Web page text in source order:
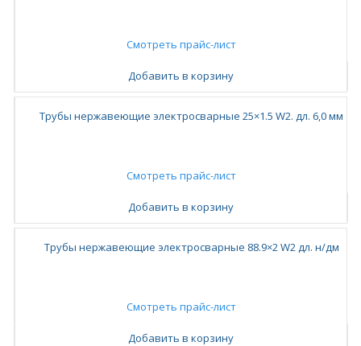
Смотреть прайс-лист
Добавить в корзину
Трубы нержавеющие электросварные 25×1.5 W2. дл. 6,0 мм
Смотреть прайс-лист
Добавить в корзину
Трубы нержавеющие электросварные 88.9×2 W2 дл. н/дм
Смотреть прайс-лист
Добавить в корзину